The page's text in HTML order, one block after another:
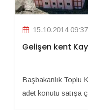
15.10.2014 09:37
Gelişen kent
Başbakanlık Toplu
adet konutu satışa